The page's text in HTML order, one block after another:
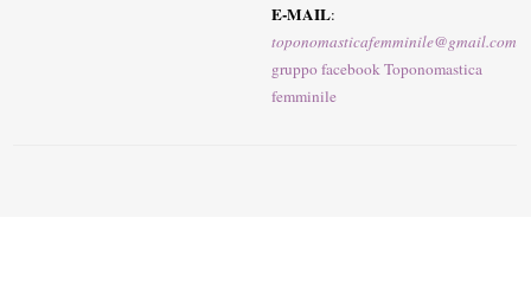
E-MAIL:
toponomasticafemminile@gmail.com
gruppo facebook Toponomastica
femminile